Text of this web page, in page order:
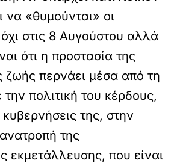
να «θυμούνται» οι
στις 8 Αυγούστου αλλά
ότι η προστασία της
ζωής περνάει μέσα από τη
πολιτική του κέρδους,
κυβερνήσεις της, στην
της
εκμετάλλευσης, που είναι